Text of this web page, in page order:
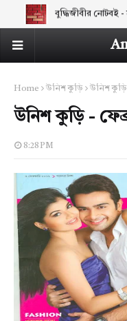
বুদ্ধিজীবীর নোটবই -
Home উনিশ কুড়ি উনিশ কুড়ি
উনিশ কুড়ি -
8:28 PM